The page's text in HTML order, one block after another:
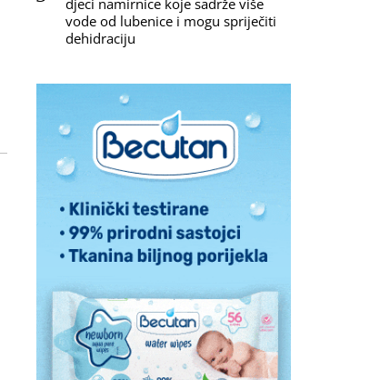
vode od lubenice i mogu spriječiti
dehidraciju